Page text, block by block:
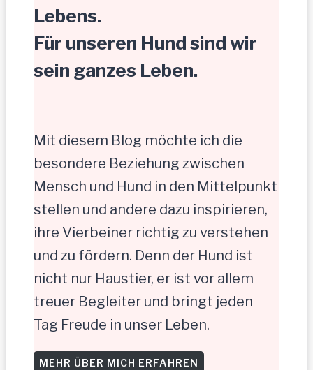
Lebens.
Für unseren Hund sind wir
sein ganzes Leben.
Mit diesem Blog möchte ich die
besondere Beziehung zwischen
Mensch und Hund in den Mittelpunkt
stellen und andere dazu inspirieren,
ihre Vierbeiner richtig zu verstehen
und zu fördern. Denn der Hund ist
nicht nur Haustier, er ist vor allem
treuer Begleiter und bringt jeden
Tag Freude in unser Leben.
MEHR ÜBER MICH ERFAHREN